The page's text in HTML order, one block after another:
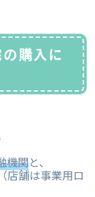
購入に
機関と、
店舗は事業用ロ